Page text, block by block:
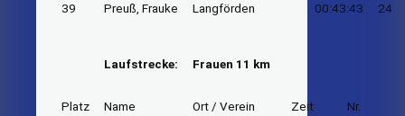
39 Preuß, Frauke Langförden 00:43:43 24
Laufstrecke: Frauen 11 km
Platz Name Ort / Verein Zeit Nr.